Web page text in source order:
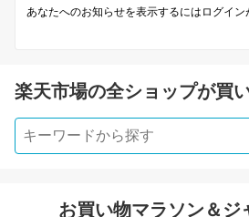
あなたへのお知らせを表示するにはログイン
楽天市場の全ショップが買
お買い物マラソン＆ジ